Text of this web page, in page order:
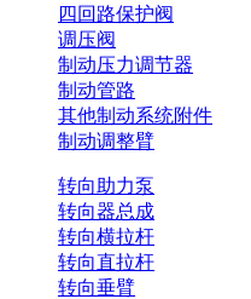
四回路保护阀
调压阀
制动压力调节器
制动管路
其他制动系统附件
制动调整臂
转向助力泵
转向器总成
转向横拉杆
转向直拉杆
转向垂臂